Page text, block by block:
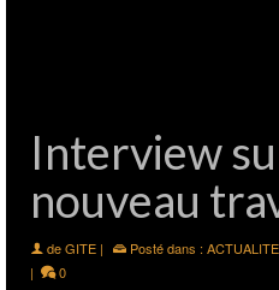
Interview
nouveau
deGITE | Posté dans :
|
0